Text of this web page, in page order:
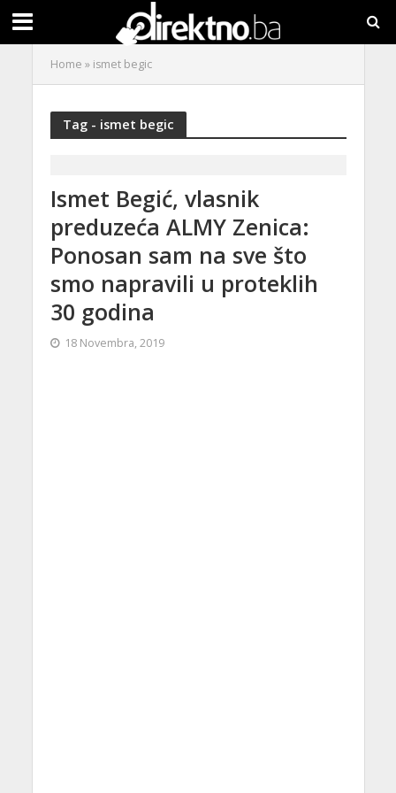
Home » ismet begic
Tag - ismet begic
Ismet Begić, vlasnik
preduzeća ALMY Zenica:
Ponosan sam na sve što
smo napravili u proteklih
30 godina
18 Novembra, 2019